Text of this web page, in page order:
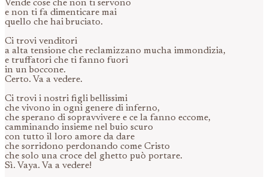
Vende cose che non ti servono
e non ti fa dimenticare mai
quello che hai bruciato.
Ci trovi venditori
a alta tensione che reclamizzano mucha immondizia,
e truffatori che ti fanno fuori
in un boccone.
Certo. Va a vedere.
Ci trovi i nostri figli bellissimi
che vivono in ogni genere di inferno,
che sperano di sopravvivere e ce la fanno eccome,
camminando insieme nel buio scuro
con tutto il loro amore da dare
che sorridono perdonando come Cristo
che solo una croce del ghetto può portare.
Sì. Vaya. Va a vedere!